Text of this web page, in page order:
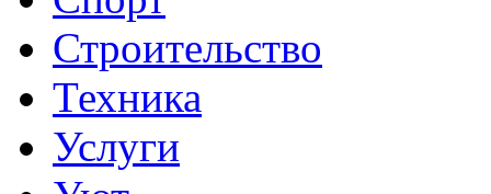
Строительство
Техника
Услуги